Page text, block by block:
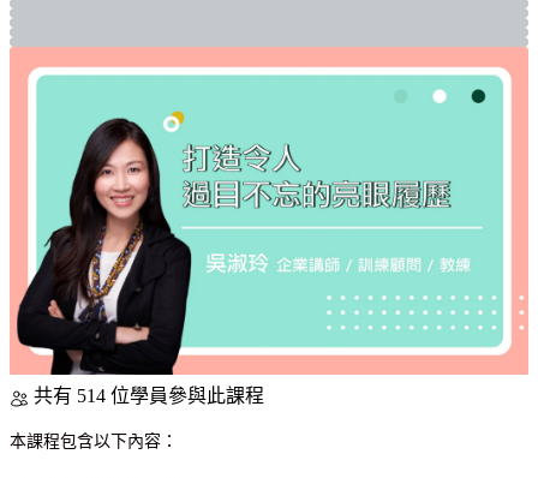
共有 514 位學員參與此課程
本課程包含以下內容：